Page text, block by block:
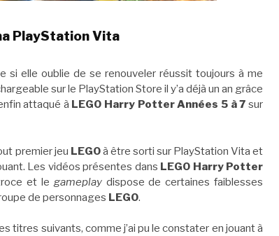
PlayStation Vita
si elle oublie de se renouveler réussit toujours à me
sur le PlayStation Store il y’a déjà un an grâce
attaqué à LEGO Harry Potter Années 5 à 7 sur
premier jeu LEGOà être sorti sur PlayStation Vita et
Les vidéos présentes dans LEGO Harry Potter
et le gameplaydispose de certaines faiblesses
de personnages LEGO.
titres suivants, comme j’ai pu le constater en jouant à